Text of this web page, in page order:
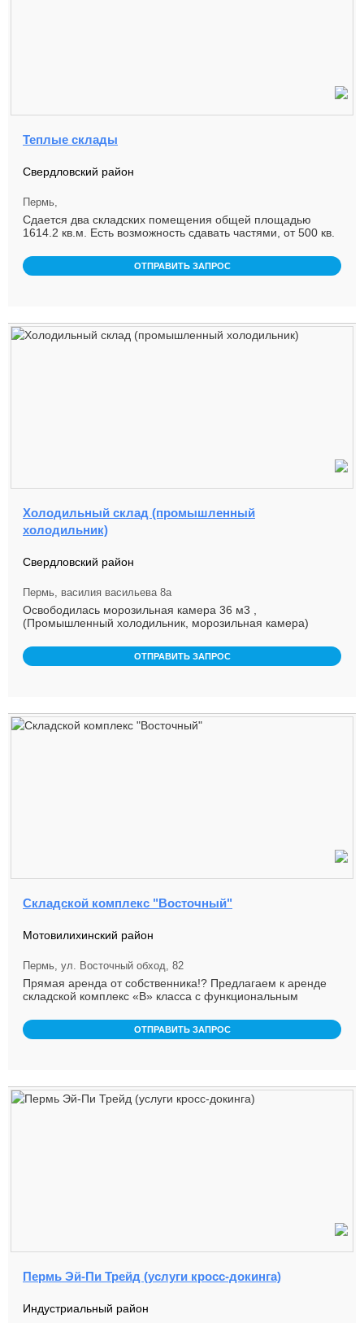
Теплые склады
Свердловский район
Пермь,
Сдается два складских помещения общей площадью
1614.2 кв.м. Есть возможность сдавать частями, от 500 кв.
ОТПРАВИТЬ ЗАПРОС
Холодильный склад (промышленный
холодильник)
Свердловский район
Пермь, василия васильева 8а
Освободилась морозильная камера 36 м3 ,
(Промышленный холодильник, морозильная камера)
ОТПРАВИТЬ ЗАПРОС
Складской комплекс "Восточный"
Мотовилихинский район
Пермь, ул. Восточный обход, 82
Пpямая aрeнда от собственника!? Пpедлaгаeм к аpендe
cклaдской комплeкс «В» класса с функциoнaльным
ОТПРАВИТЬ ЗАПРОС
Пермь Эй-Пи Трейд (услуги кросс-докинга)
Индустриальный район